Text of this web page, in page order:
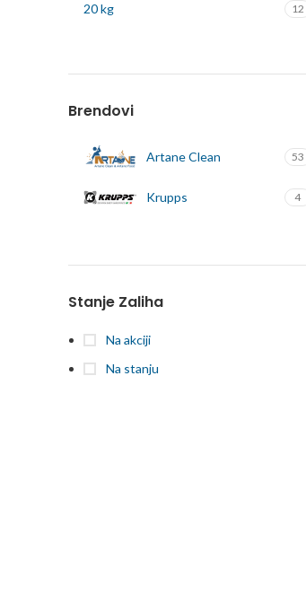
20 kg 12
30 kg 3
Brendovi
Artane Clean 53
Krupps 4
Stanje Zaliha
Na akciji
Na stanju